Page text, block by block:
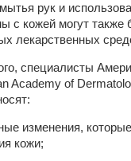
мытья рук и
с кожей могут
лекарственных
специалисты
Academy of
изменения,
кожи;